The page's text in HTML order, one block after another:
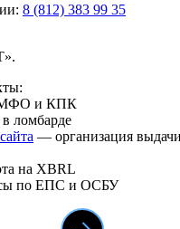
8 (812) 383 99 35
МФО и КПК
ломбарде
— организация
на XBRL
по ЕПС и ОСБУ